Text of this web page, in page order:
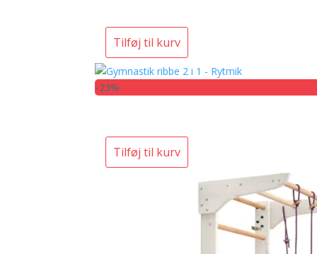
Tilføj til kurv
-23%
Tilføj til kurv